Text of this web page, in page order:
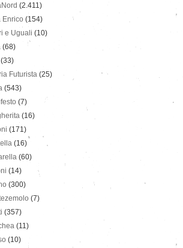
(2.411)
Enrico (154)
e Uguali (10)
(68)
(33)
Futurista (25)
(543)
(7)
(16)
(171)
(16)
(60)
(14)
(300)
(7)
(357)
(11)
(10)